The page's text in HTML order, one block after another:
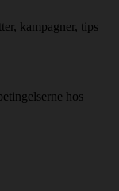
kampagner, tips
hos